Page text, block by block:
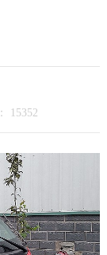
15352